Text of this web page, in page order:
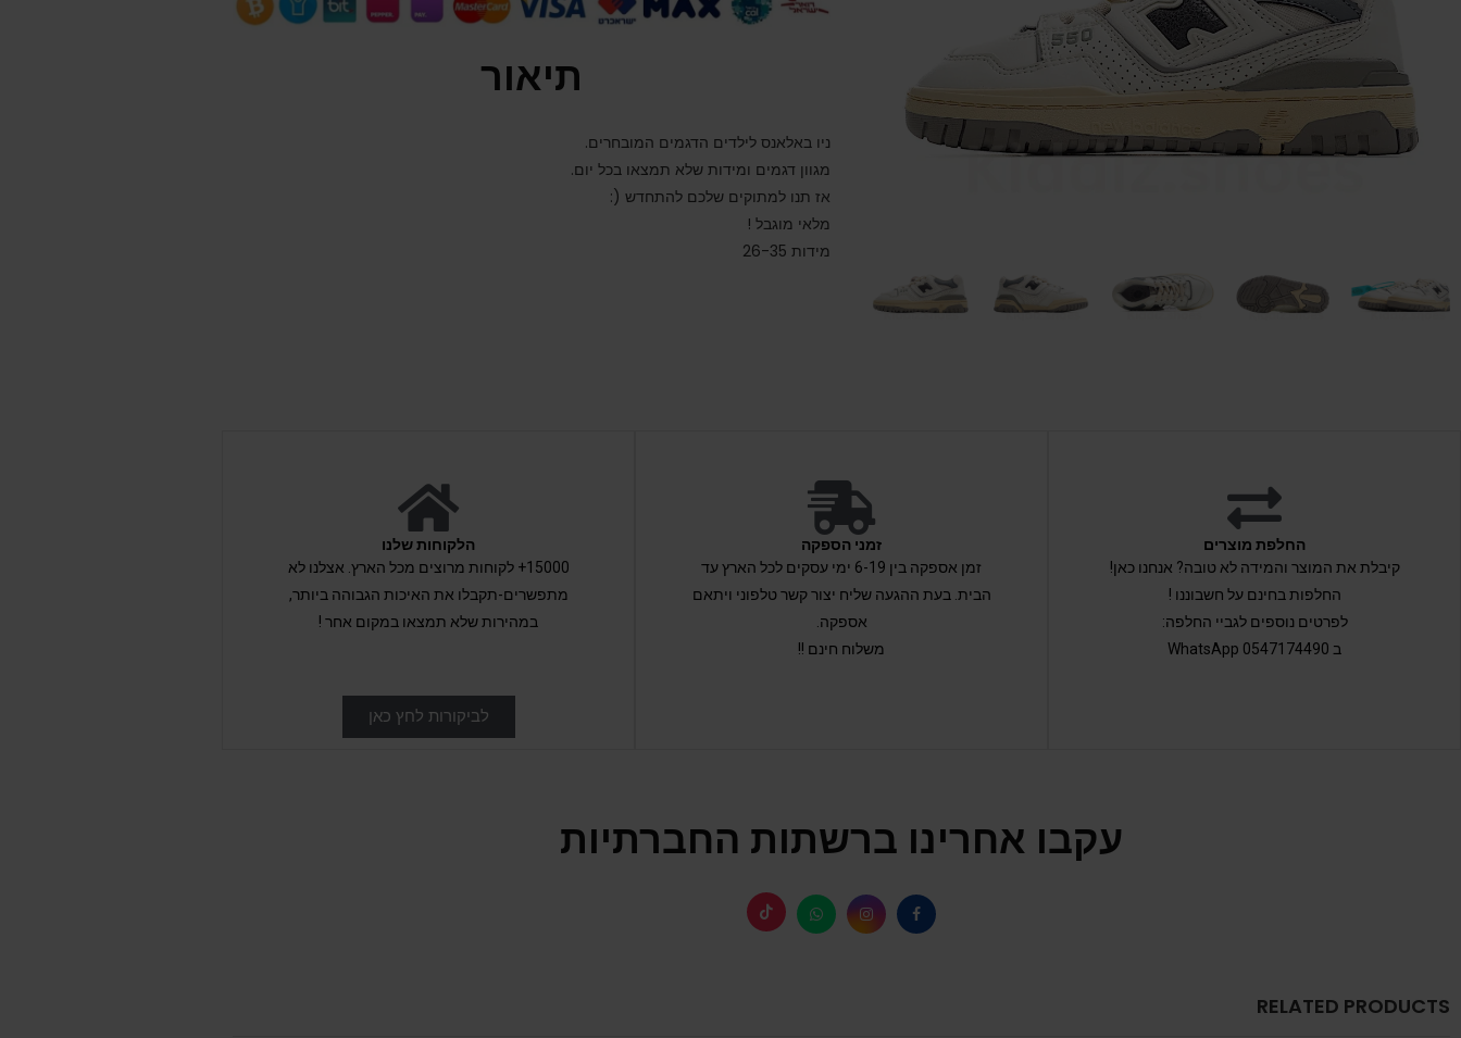
תיאור
ניו באלאנס לילדים הדגמים המובחרים.
מגוון דגמים ומידות שלא תמצאו בכל יום.
אז תנו למתוקים שלכם להתחדש (:
מלאי מוגבל !
מידות 26-35
החלפת מוצרים
קיבלת את המוצר והמידה לא טובה? אנחנו כאן!
החלפות בחינם על חשבוננו !
לפרטים נוספים לגביי החלפה:
ב 0547174490 WhatsApp
זמני הספקה
זמן אספקה בין 6-19 ימי עסקים לכל הארץ עד
הבית. בעת ההגעה שליח יצור קשר טלפוני ויתאם
אספקה.
משלוח חינם !!
הלקוחות שלנו
15000+ לקוחות מרוצים מכל הארץ. אצלנו לא
מתפשרים-תקבלו את האיכות הגבוהה ביותר,
במהירות שלא תמצאו במקום אחר !
לביקורות לחץ כאן
עקבו אחרינו ברשתות החברתיות
RELATED PRODUCTS